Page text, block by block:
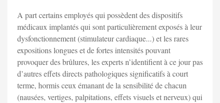
A part certains employés qui possèdent des dispositifs
médicaux implantés qui sont particulièrement exposés à leur
dysfonctionnement (stimulateur cardiaque...) et les rares
expositions longues et de fortes intensités pouvant
provoquer des brûlures, les experts n’identifient à ce jour pas
d’autres effets directs pathologiques significatifs à court
terme, hormis ceux émanant de la sensibilité de chacun
(nausées, vertiges, palpitations, effets visuels et nerveux) qui